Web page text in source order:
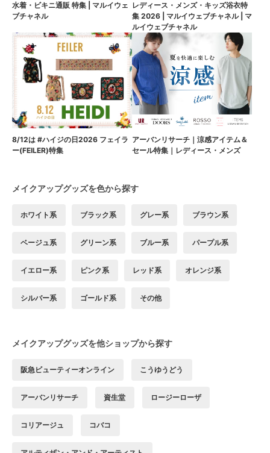
水着・ビキニ通販 特集 | マルイウェ
ブチャネル
レディース・メンズ・キッズ浴衣特
集 2026 | マルイウェブチャネル | マ
ルイウェブチャネル
8/12は #ハイジの日2026 フェイラ
ー(FEILER)特集
アーバンリサーチ｜涼感アイテム＆
セール特集｜レディース・メンズ
メイクアップグッズを色から探す
ホワイト系 ブラック系 グレー系 ブラウン系
ベージュ系 グリーン系 ブルー系 パープル系
イエロー系 ピンク系 レッド系 オレンジ系
シルバー系 ゴールド系 その他
メイクアップグッズを他ショップから探す
阪急ビューティーオンライン こうゆうどう
アーバンリサーチ 資生堂 ロージーローザ
コリアージュ コバコ